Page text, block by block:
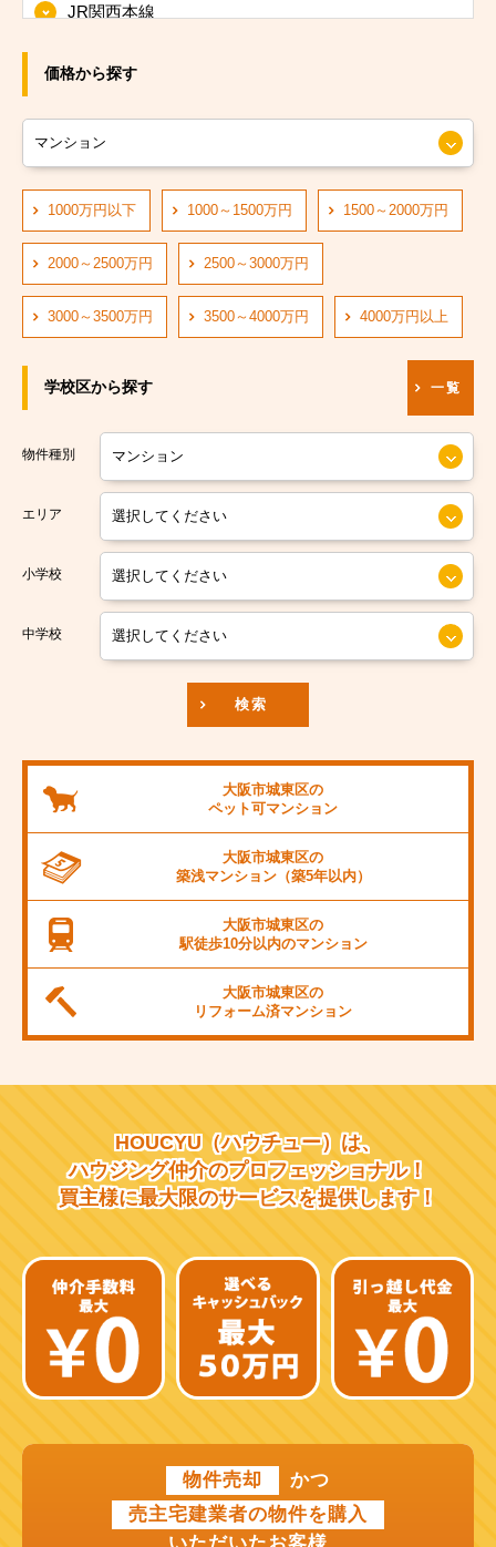
大阪市生野区
大阪市旭区
大阪市城東区
大阪市阿倍野区
大阪市住吉区
大阪市東住吉区
大阪市西成区
大阪市住之江区
大阪市平野区
大阪市北区
大阪市中央区
JR関西本線
大阪市営長堀鶴見緑地線
大阪市営四つ橋線
阪神なんば線
阪急神戸線
阪堺電軌阪堺線
大阪市営今里筋線
大阪市営堺筋線
南海本線
南海汐見橋線
京阪本線
JR阪和線
JR桜島線
阪堺電軌上町線
東海道新幹線
阪急千里線
JR片町線
近鉄南大阪線
京阪中之島線
近鉄難波線
近鉄けいはんな線
価格から探す
1000万円以下 1000～1500万円 1500～2000万円
2000～2500万円 2500～3000万円
3000～3500万円 3500～4000万円 4000万円以上
学校区から探す 一覧
物件種別
エリア
小学校
中学校
検索
大阪市城東区の
ペット可マンション
大阪市城東区の
築浅マンション（築5年以内）
大阪市城東区の
駅徒歩10分以内のマンション
大阪市城東区の
リフォーム済マンション
HOUCYU（ハウチュー）は、
ハウジング仲介のプロフェッショナル！
買主様に最大限のサービスを提供します！
物件売却
かつ
売主宅建業者の物件を購入